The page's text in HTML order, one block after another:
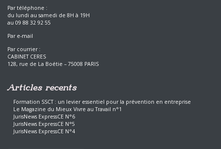
Par téléphone :
du lundi au samedi de 8H à 19H
au 09 88 32 92 55
Par e-mail
Par courrier :
CABINET CERES
128, rue de La Boétie – 75008 PARIS
Articles récents
Formation SSCT : un levier essentiel pour la prévention en entreprise
Le Magazine du Mieux Vivre au Travail n°1
JurisNews ExpressCE N°6
JurisNews ExpressCE N°5
JurisNews ExpressCE N°4